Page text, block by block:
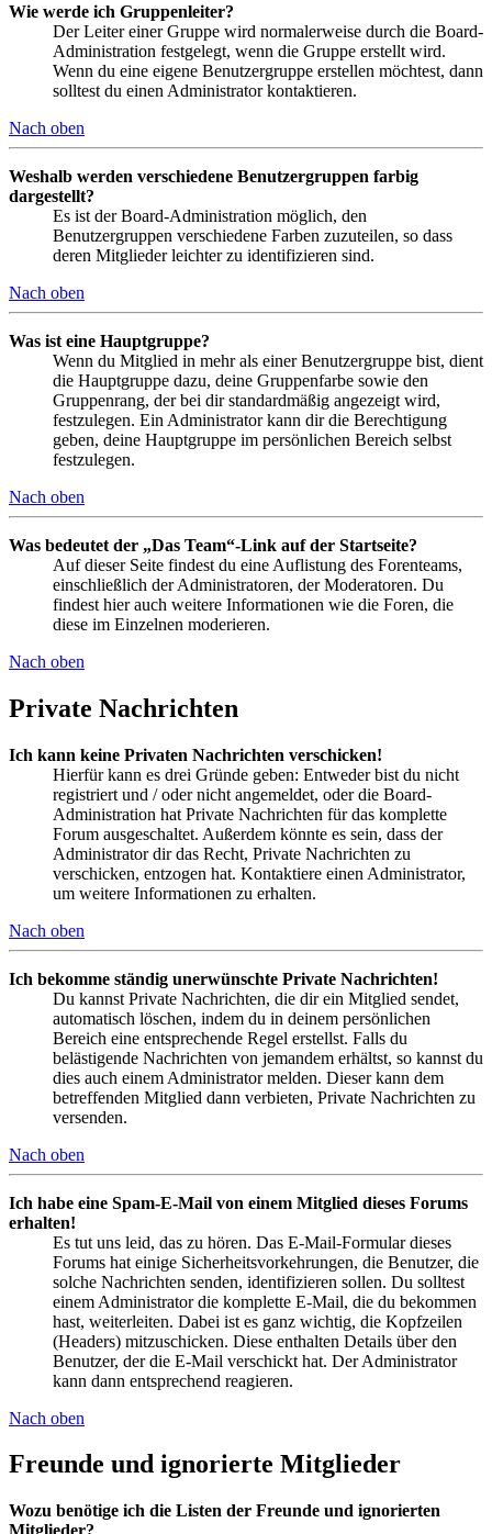
Wie werde ich Gruppenleiter?
Der Leiter einer Gruppe wird normalerweise durch die Board-
Administration festgelegt, wenn die Gruppe erstellt wird.
Wenn du eine eigene Benutzergruppe erstellen möchtest, dann
solltest du einen Administrator kontaktieren.
Nach oben
Weshalb werden verschiedene Benutzergruppen farbig
dargestellt?
Es ist der Board-Administration möglich, den
Benutzergruppen verschiedene Farben zuzuteilen, so dass
deren Mitglieder leichter zu identifizieren sind.
Nach oben
Was ist eine Hauptgruppe?
Wenn du Mitglied in mehr als einer Benutzergruppe bist, dient
die Hauptgruppe dazu, deine Gruppenfarbe sowie den
Gruppenrang, der bei dir standardmäßig angezeigt wird,
festzulegen. Ein Administrator kann dir die Berechtigung
geben, deine Hauptgruppe im persönlichen Bereich selbst
festzulegen.
Nach oben
Was bedeutet der „Das Team“-Link auf der Startseite?
Auf dieser Seite findest du eine Auflistung des Forenteams,
einschließlich der Administratoren, der Moderatoren. Du
findest hier auch weitere Informationen wie die Foren, die
diese im Einzelnen moderieren.
Nach oben
Private Nachrichten
Ich kann keine Privaten Nachrichten verschicken!
Hierfür kann es drei Gründe geben: Entweder bist du nicht
registriert und / oder nicht angemeldet, oder die Board-
Administration hat Private Nachrichten für das komplette
Forum ausgeschaltet. Außerdem könnte es sein, dass der
Administrator dir das Recht, Private Nachrichten zu
verschicken, entzogen hat. Kontaktiere einen Administrator,
um weitere Informationen zu erhalten.
Nach oben
Ich bekomme ständig unerwünschte Private Nachrichten!
Du kannst Private Nachrichten, die dir ein Mitglied sendet,
automatisch löschen, indem du in deinem persönlichen
Bereich eine entsprechende Regel erstellst. Falls du
belästigende Nachrichten von jemandem erhältst, so kannst du
dies auch einem Administrator melden. Dieser kann dem
betreffenden Mitglied dann verbieten, Private Nachrichten zu
versenden.
Nach oben
Ich habe eine Spam-E-Mail von einem Mitglied dieses Forums
erhalten!
Es tut uns leid, das zu hören. Das E-Mail-Formular dieses
Forums hat einige Sicherheitsvorkehrungen, die Benutzer, die
solche Nachrichten senden, identifizieren sollen. Du solltest
einem Administrator die komplette E-Mail, die du bekommen
hast, weiterleiten. Dabei ist es ganz wichtig, die Kopfzeilen
(Headers) mitzuschicken. Diese enthalten Details über den
Benutzer, der die E-Mail verschickt hat. Der Administrator
kann dann entsprechend reagieren.
Nach oben
Freunde und ignorierte Mitglieder
Wozu benötige ich die Listen der Freunde und ignorierten